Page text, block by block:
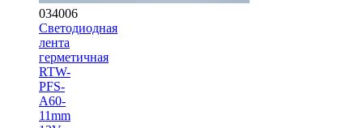
034006
Светодиодная
лента
герметичная
RTW-
PFS-
A60-
11mm